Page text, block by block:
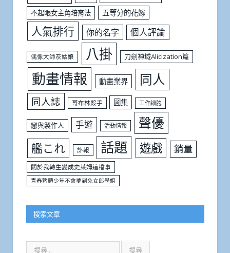
不起眼女主角培育法 五等分的花嫁
人氣排行 你的名字 個人評論
偶像大師灰姑娘 八掛 刀劍神域Alicization篇
動畫情報 動畫業界 同人
同人誌 哥布林殺手 圖集 工作細胞
戀與製作人 手遊 活動情報 聲優
艦これ 訃報 話題 遊戲 銷量
關於我轉生變成史萊姆這檔事
青春豬頭少年不會夢到兔女郎學姐
搜索文章